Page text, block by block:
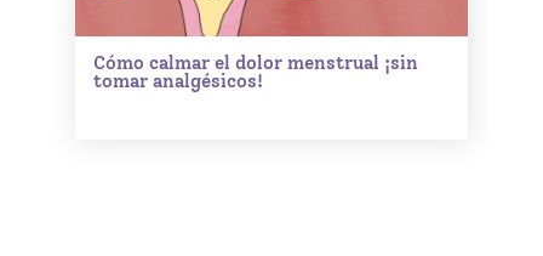
Cómo calmar el dolor menstrual ¡sin
tomar analgésicos!